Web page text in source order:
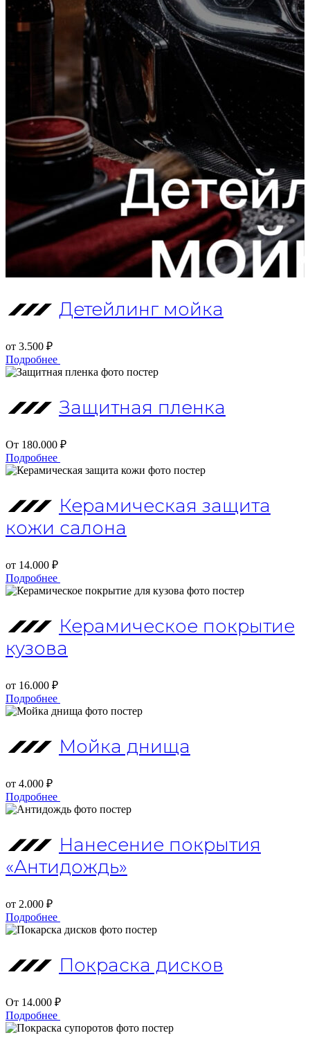
Детейлинг мойка
от 3.500 ₽
Подробнее
Защитная пленка
От 180.000 ₽
Подробнее
Керамическая защита
кожи салона
от 14.000 ₽
Подробнее
Керамическое покрытие
кузова
от 16.000 ₽
Подробнее
Мойка днища
от 4.000 ₽
Подробнее
Нанесение покрытия
«Антидождь»
от 2.000 ₽
Подробнее
Покраска дисков
От 14.000 ₽
Подробнее